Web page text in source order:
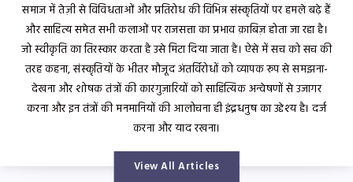
समाज में तेज़ी से विविधताओं और प्रतिरोध की विभिन्न संस्कृतियों पर हमले बढ़े हैं
और साहित्य समेत सभी कलाओं पर राजसत्ता का प्रभाव क़ाबिज़ होता जा रहा है।
जो स्वीकृति का तिरस्कार करता है उसे मिटा दिया जाता है। ऐसे में सच को सच की
तरह कहना, संस्कृतियों के भीतर मौजूद अंतर्विरोधों को व्यापक रूप से समझना-
देखना और शोषक तंत्रों की कारगुज़ारियों को साहित्यिक अन्वेषणों से उजागर
करना और इन तंत्रों की मनमानियों की आलोचना ही इंद्रधनुष का उद्देश्य है। दर्ज
करना और याद रखना।
View All Articles